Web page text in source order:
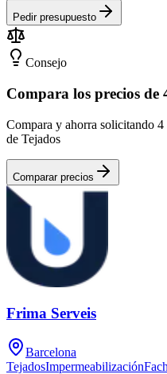
Pedir presupuesto
Consejo
Compara los precios de
Compara y ahorra solicitando 4
de Tejados
Comparar precios
Frima Serveis
Barcelona
TejadosImpermeabilización